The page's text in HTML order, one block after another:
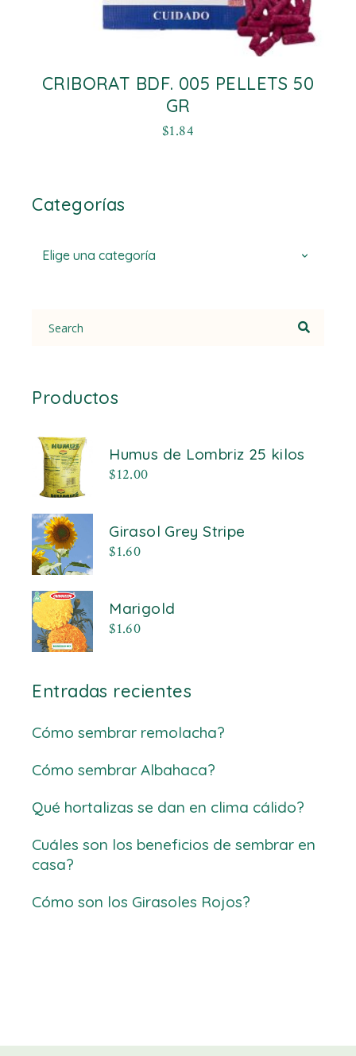
CRIBORAT BDF. 005 PELLETS 50
GR
$1.84
Categorías
Elige una categoría
for:
Productos
Humus de Lombriz 25 kilos
$12.00
Girasol Grey Stripe
$1.60
Marigold
$1.60
Entradas recientes
Cómo sembrar remolacha?
Cómo sembrar Albahaca?
Qué hortalizas se dan en clima cálido?
Cuáles son los beneficios de sembrar en
casa?
Cómo son los Girasoles Rojos?